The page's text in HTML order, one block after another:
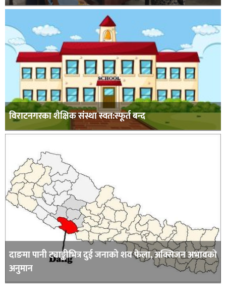
विराटनगरका शैक्षिक संस्था स्वत:स्फूर्त बन्द
दाङमा पानी ट्याङ्कीभित्र दुई जनाको शव फेला, अक्सिजन अभावकाे
अनुमान